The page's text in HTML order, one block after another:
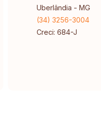
Uberlândia - MG
(34) 3256-3004
Creci: 684-J